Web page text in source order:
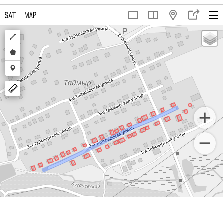
Draw
a
polyline
Draw
a
polygon
Draw
a
marker